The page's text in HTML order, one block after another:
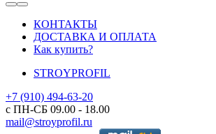
КОНТАКТЫ
ДОСТАВКА И ОПЛАТА
Как купить?
STROYPROFIL
+7 (910) 494-63-20
с ПН-СБ 09.00 - 18.00
mail@stroyprofil.ru